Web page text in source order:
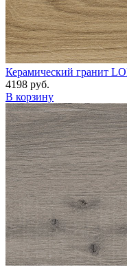
Керамический гранит
4198 руб.
В корзину